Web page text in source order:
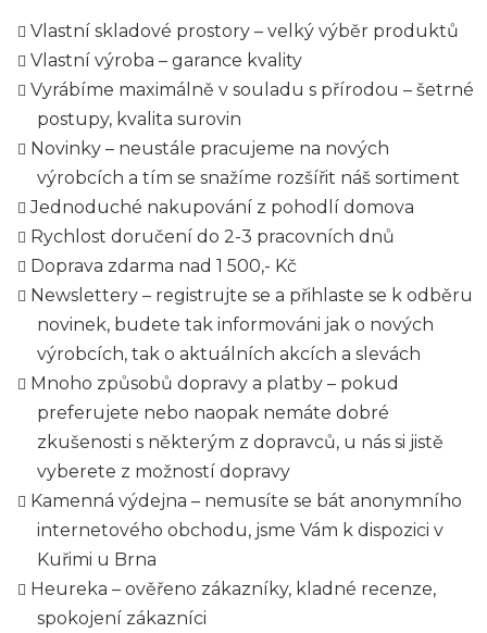
Vlastní skladové prostory – velký výběr produktů
Vlastní výroba – garance kvality
Vyrábíme maximálně v souladu s přírodou – šetrné
postupy, kvalita surovin
Novinky – neustále pracujeme na nových
výrobcích a tím se snažíme rozšířit náš sortiment
Jednoduché nakupování z pohodlí domova
Rychlost doručení do 2-3 pracovních dnů
Doprava zdarma nad 1 500,- Kč
Newslettery – registrujte se a přihlaste se k odběru
novinek, budete tak informováni jak o nových
výrobcích, tak o aktuálních akcích a slevách
Mnoho způsobů dopravy a platby – pokud
preferujete nebo naopak nemáte dobré
zkušenosti s některým z dopravců, u nás si jistě
vyberete z možností dopravy
Kamenná výdejna – nemusíte se bát anonymního
internetového obchodu, jsme Vám k dispozici v
Kuřimi u Brna
Heureka – ověřeno zákazníky, kladné recenze,
spokojení zákazníci